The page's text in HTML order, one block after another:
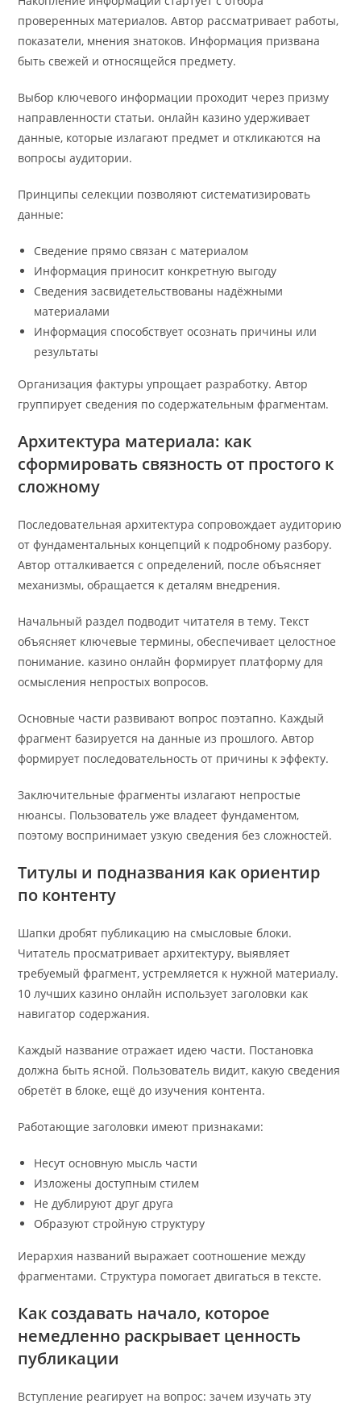
проверенных материалов. Автор рассматривает работы,
показатели, мнения знатоков. Информация призвана
быть свежей и относящейся предмету.
Выбор ключевого информации проходит через призму
направленности статьи. онлайн казино удерживает
данные, которые излагают предмет и откликаются на
вопросы аудитории.
Принципы селекции позволяют систематизировать
данные:
Сведение прямо связан с материалом
Информация приносит конкретную выгоду
Сведения засвидетельствованы надёжными
материалами
Информация способствует осознать причины или
результаты
Организация фактуры упрощает разработку. Автор
группирует сведения по содержательным фрагментам.
Архитектура материала: как
сформировать связность от простого к
сложному
Последовательная архитектура сопровождает аудиторию
от фундаментальных концепций к подробному разбору.
Автор отталкивается с определений, после объясняет
механизмы, обращается к деталям внедрения.
Начальный раздел подводит читателя в тему. Текст
объясняет ключевые термины, обеспечивает целостное
понимание. казино онлайн формирует платформу для
осмысления непростых вопросов.
Основные части развивают вопрос поэтапно. Каждый
фрагмент базируется на данные из прошлого. Автор
формирует последовательность от причины к эффекту.
Заключительные фрагменты излагают непростые
нюансы. Пользователь уже владеет фундаментом,
поэтому воспринимает узкую сведения без сложностей.
Титулы и подназвания как ориентир
по контенту
Шапки дробят публикацию на смысловые блоки.
Читатель просматривает архитектуру, выявляет
требуемый фрагмент, устремляется к нужной материалу.
10 лучших казино онлайн использует заголовки как
навигатор содержания.
Каждый название отражает идею части. Постановка
должна быть ясной. Пользователь видит, какую сведения
обретёт в блоке, ещё до изучения контента.
Работающие заголовки имеют признаками:
Несут основную мысль части
Изложены доступным стилем
Не дублируют друг друга
Образуют стройную структуру
Иерархия названий выражает соотношение между
фрагментами. Структура помогает двигаться в тексте.
Как создавать начало, которое
немедленно раскрывает ценность
публикации
Вступление реагирует на вопрос: зачем изучать эту